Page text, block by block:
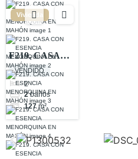
Vivienda
F219. CASA
CON
ESENCIA
MENORQUINA
EN MAHÓN
VENDIDO
2
2 baños
127 m²